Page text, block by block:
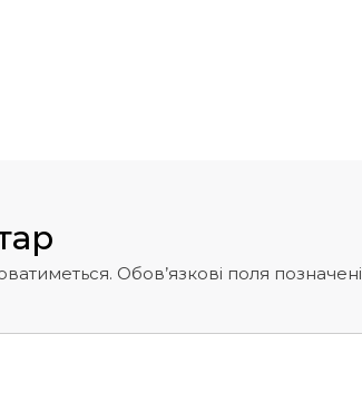
Обов’язкові поля позначені